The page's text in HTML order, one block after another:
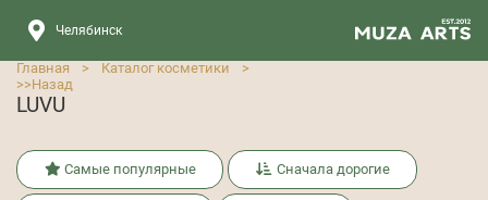
Челябинск
Главная > Каталог косметики
>
>>Назад
LUVU
Самые популярные Сначала дорогие